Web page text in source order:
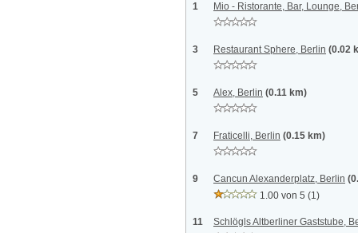
1 Mio - Ristorante, Bar, Lounge,
3 Restaurant Sphere, Berlin (0.02
5 Alex, Berlin (0.11 km)
7 Fraticelli, Berlin (0.15 km)
9 Cancun Alexanderplatz, Berlin
1.00 von 5 (1)
11 Schlögls Altberliner Gaststube,